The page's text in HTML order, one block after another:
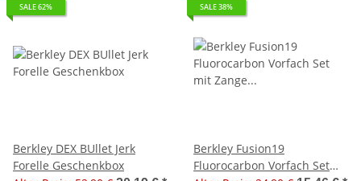
SALE 62%
Berkley DEX BUllet Jerk
Forelle Geschenkbox
SALE 38%
Berkley Fusion19
Fluorocarbon Vorfach Set